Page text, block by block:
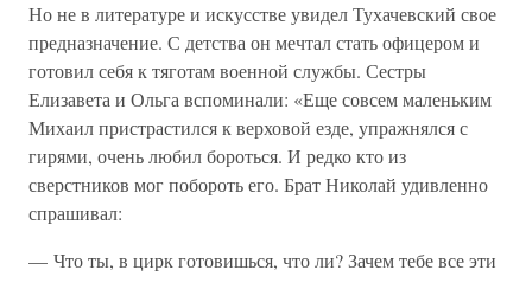
Но не в литературе и искусстве увидел Тухачевский свое
предназначение. С детства он мечтал стать офицером и
готовил себя к тяготам военной службы. Сестры
Елизавета и Ольга вспоминали: «Еще совсем маленьким
Михаил пристрастился к верховой езде, упражнялся с
гирями, очень любил бороться. И редко кто из
сверстников мог побороть его. Брат Николай удивленно
спрашивал:
— Что ты, в цирк готовишься, что ли? Зачем тебе все эти